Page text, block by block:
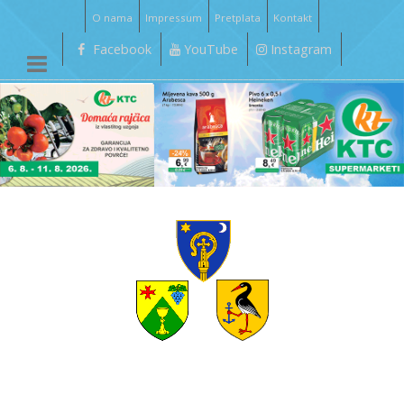
O nama Impressum Pretplata Kontakt
Facebook YouTube Instagram